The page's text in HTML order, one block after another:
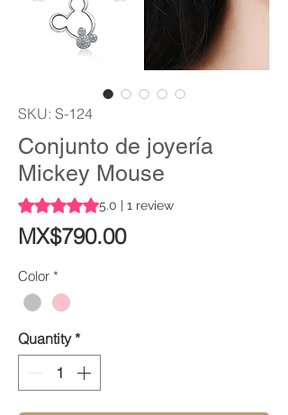
SKU: S-124
Conjunto de joyería
Mickey Mouse
Rating is 5.0 out of five stars based on 1
5.0 | 1 review
MX$790.00Price
Color *
Quantity *